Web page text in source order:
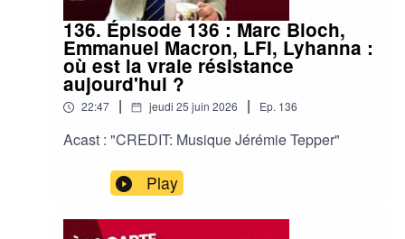
136. Épisode 136 : Marc Bloch,
Emmanuel Macron, LFI, Lyhanna :
où est la vraie résistance
aujourd'hui ?
22:47 | jeudi 25 juin 2026 | Ep. 136
Acast : "CREDIT: Musique Jérémie Tepper"
Play